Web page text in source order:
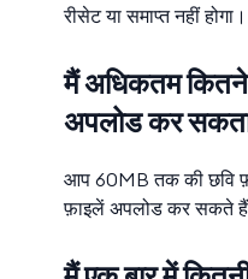
रीसेट या समाप्त नहीं होगा।
मैं अधिकतम
अपलोड कर
आप 60MB तक की छवि
फ़ाइलें अपलोड कर सकते